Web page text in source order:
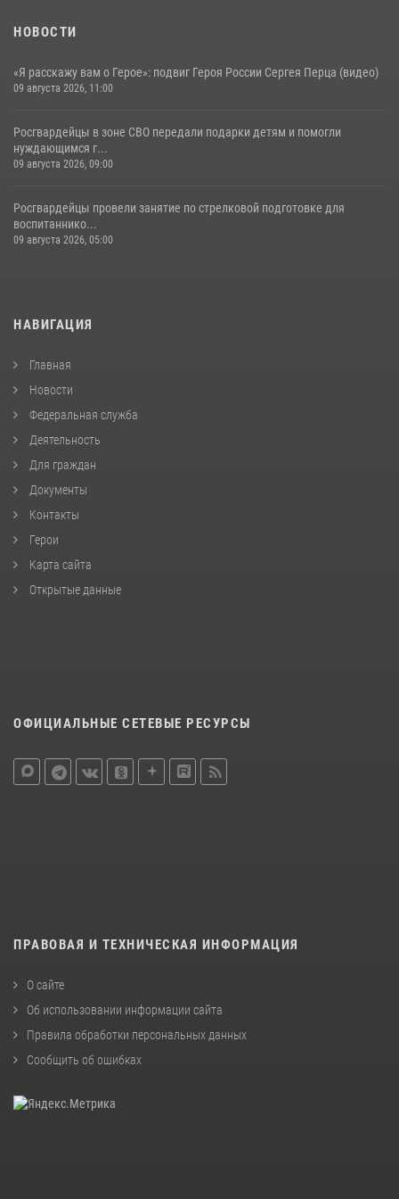
НОВОСТИ
«Я расскажу вам о Герое»: подвиг Героя России Сергея Перца (видео)
09 августа 2026, 11:00
Росгвардейцы в зоне СВО передали подарки детям и помогли
нуждающимся г...
09 августа 2026, 09:00
Росгвардейцы провели занятие по стрелковой подготовке для
воспитаннико...
09 августа 2026, 05:00
НАВИГАЦИЯ
Главная
Новости
Федеральная служба
Деятельность
Для граждан
Документы
Контакты
Герои
Карта сайта
Открытые данные
ОФИЦИАЛЬНЫЕ СЕТЕВЫЕ РЕСУРСЫ
ПРАВОВАЯ И ТЕХНИЧЕСКАЯ ИНФОРМАЦИЯ
О сайте
Об использовании информации сайта
Правила обработки персональных данных
Сообщить об ошибках